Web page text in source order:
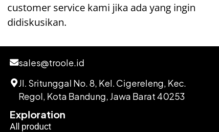
customer service kami jika ada yang ingin
didiskusikan.
sales@troole.id
Jl. Sritunggal No. 8, Kel. Cigereleng, Kec.
Regol, Kota Bandung, Jawa Barat 40253
Exploration
All product